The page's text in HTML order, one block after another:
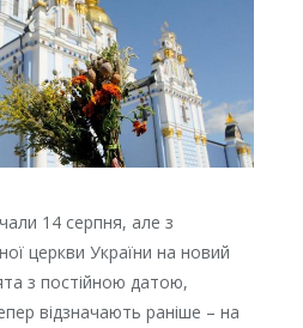
14 серпня, але з
церкви України на новий
з постійною датою,
відзначають раніше – на